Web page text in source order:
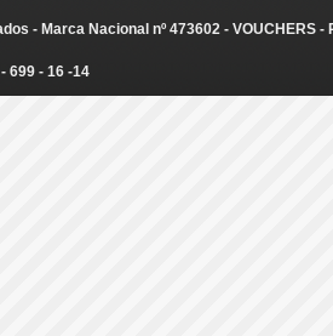
- Marca Nacional nº 473602 - VOUCHERS
699 - 16 -14